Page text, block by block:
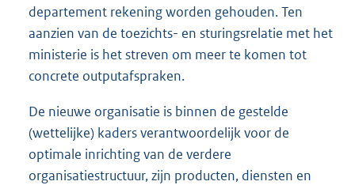
departement rekening worden gehouden. Ten
aanzien van de toezichts- en sturingsrelatie met het
ministerie is het streven om meer te komen tot
concrete outputafspraken.
De nieuwe organisatie is binnen de gestelde
(wettelijke) kaders verantwoordelijk voor de
optimale inrichting van de verdere
organisatiestructuur, zijn producten, diensten en